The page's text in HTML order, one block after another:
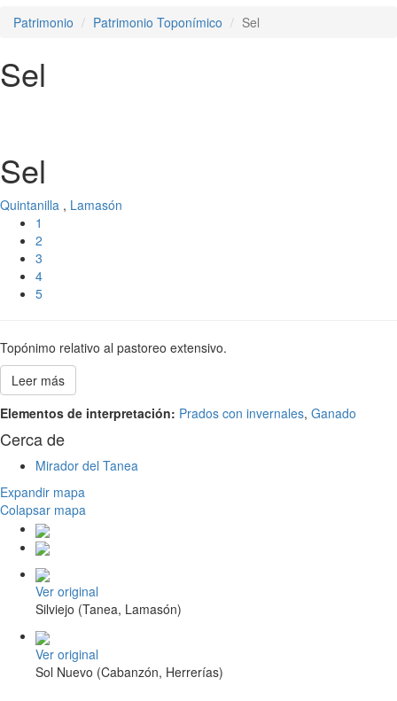
Patrimonio Patrimonio Toponímico Sel
Sel
Sel
Quintanilla , Lamasón
1
2
3
4
5
Topónimo relativo al pastoreo extensivo.
Leer más
Elementos de interpretación: Prados con invernales, Ganado
Cerca de
Mirador del Tanea
Expandir mapa
Colapsar mapa
Ver original
Silviejo (Tanea, Lamasón)
Ver original
Sol Nuevo (Cabanzón, Herrerías)